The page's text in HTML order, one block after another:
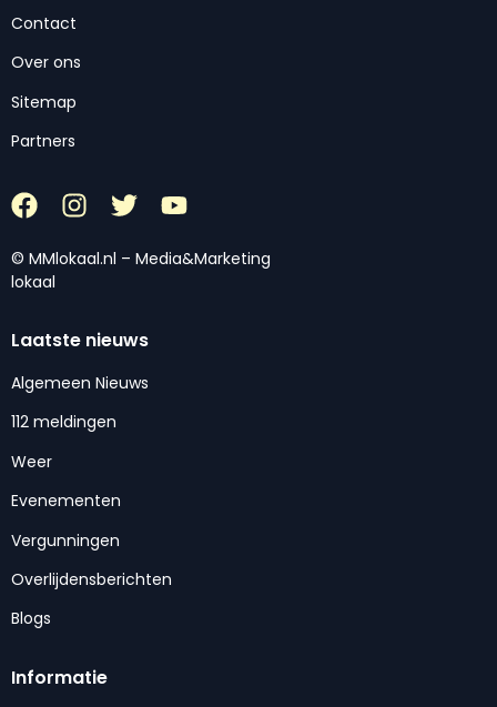
Contact
Over ons
Sitemap
Partners
© MMlokaal.nl – Media&Marketing
lokaal
Laatste nieuws
Algemeen Nieuws
112 meldingen
Weer
Evenementen
Vergunningen
Overlijdensberichten
Blogs
Informatie